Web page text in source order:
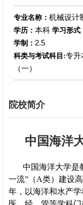
专业名称： 机械设计
学历： 本科 学习形式
学制： 2.5
科类与考试科目:专升
（一）
院校简介
中国海洋
中国海洋大学是
一流”（A类）建设
年，以海洋和水产学